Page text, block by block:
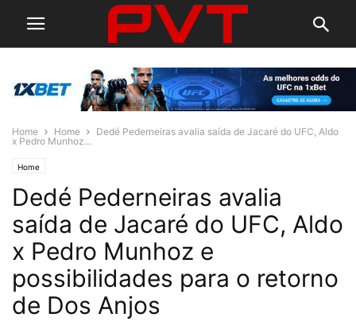
Home Home
Dedé Pederneiras avalia saída de Jacaré do UFC, Aldo
x Pedro Munhoz...
Home
Dedé Pederneiras avalia
saída de Jacaré do UFC, Aldo
x Pedro Munhoz e
possibilidades para o retorno
de Dos Anjos